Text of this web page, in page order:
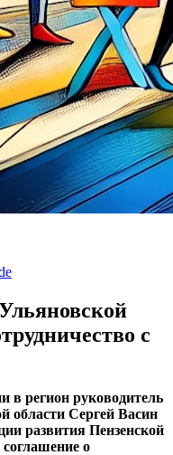
с
в регион руководитель
области Сергей Васин
развития Пензенской
о